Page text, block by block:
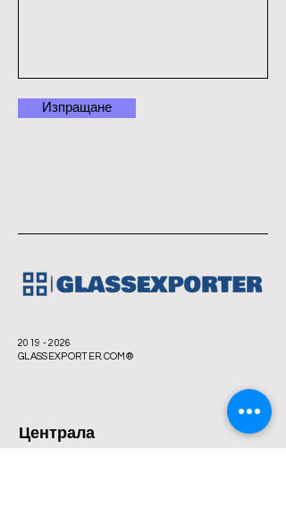
Изпращане
2019 - 2026
GLASSEXPORTER.COM®
Централа